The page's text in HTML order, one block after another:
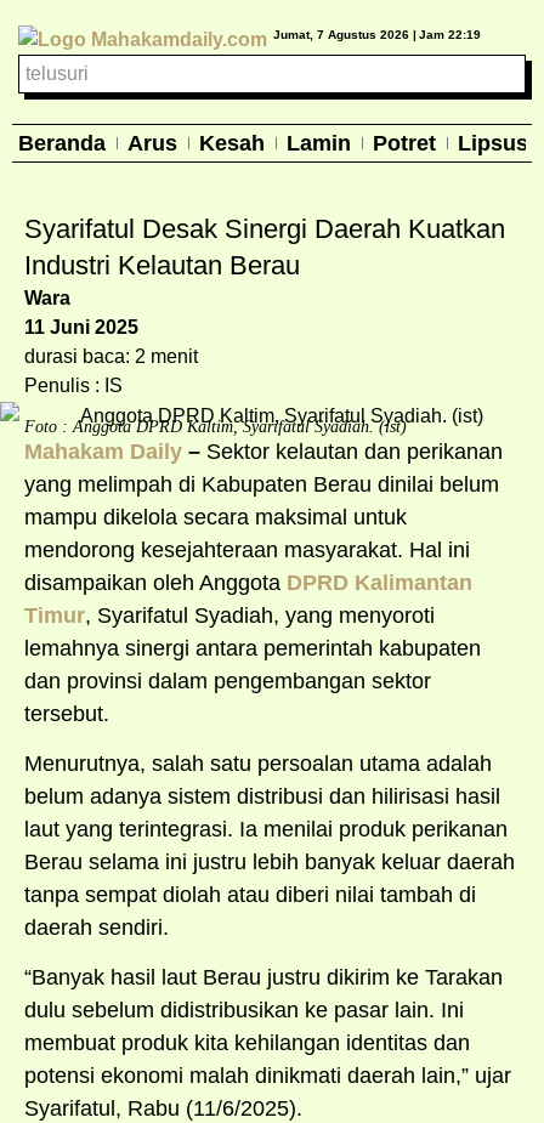
Jumat, 7 Agustus 2026 | Jam 22:19
Beranda Arus Kesah Lamin Potret Lipsus
Syarifatul Desak Sinergi Daerah Kuatkan
Industri Kelautan Berau
Wara
11 Juni 2025
durasi baca: 2 menit
Penulis : IS
Foto : Anggota DPRD Kaltim, Syarifatul Syadiah. (ist)
Mahakam Daily – Sektor kelautan dan perikanan
yang melimpah di Kabupaten Berau dinilai belum
mampu dikelola secara maksimal untuk
mendorong kesejahteraan masyarakat. Hal ini
disampaikan oleh Anggota DPRD Kalimantan
Timur, Syarifatul Syadiah, yang menyoroti
lemahnya sinergi antara pemerintah kabupaten
dan provinsi dalam pengembangan sektor
tersebut.
Menurutnya, salah satu persoalan utama adalah
belum adanya sistem distribusi dan hilirisasi hasil
laut yang terintegrasi. Ia menilai produk perikanan
Berau selama ini justru lebih banyak keluar daerah
tanpa sempat diolah atau diberi nilai tambah di
daerah sendiri.
“Banyak hasil laut Berau justru dikirim ke Tarakan
dulu sebelum didistribusikan ke pasar lain. Ini
membuat produk kita kehilangan identitas dan
potensi ekonomi malah dinikmati daerah lain,” ujar
Syarifatul, Rabu (11/6/2025).